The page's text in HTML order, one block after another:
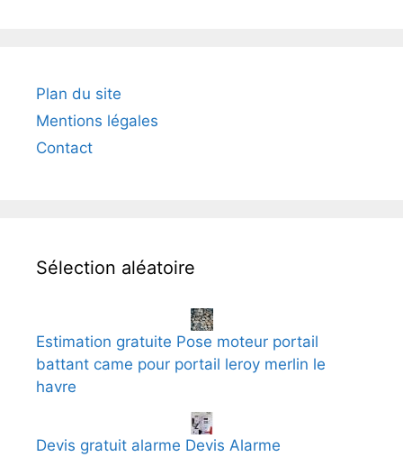
Plan du site
Mentions légales
Contact
Sélection aléatoire
Estimation gratuite Pose moteur portail
battant came pour portail leroy merlin le
havre
Devis gratuit alarme Devis Alarme